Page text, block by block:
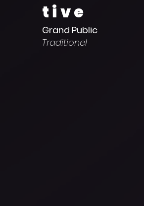
tive
Grand Public
Traditionel